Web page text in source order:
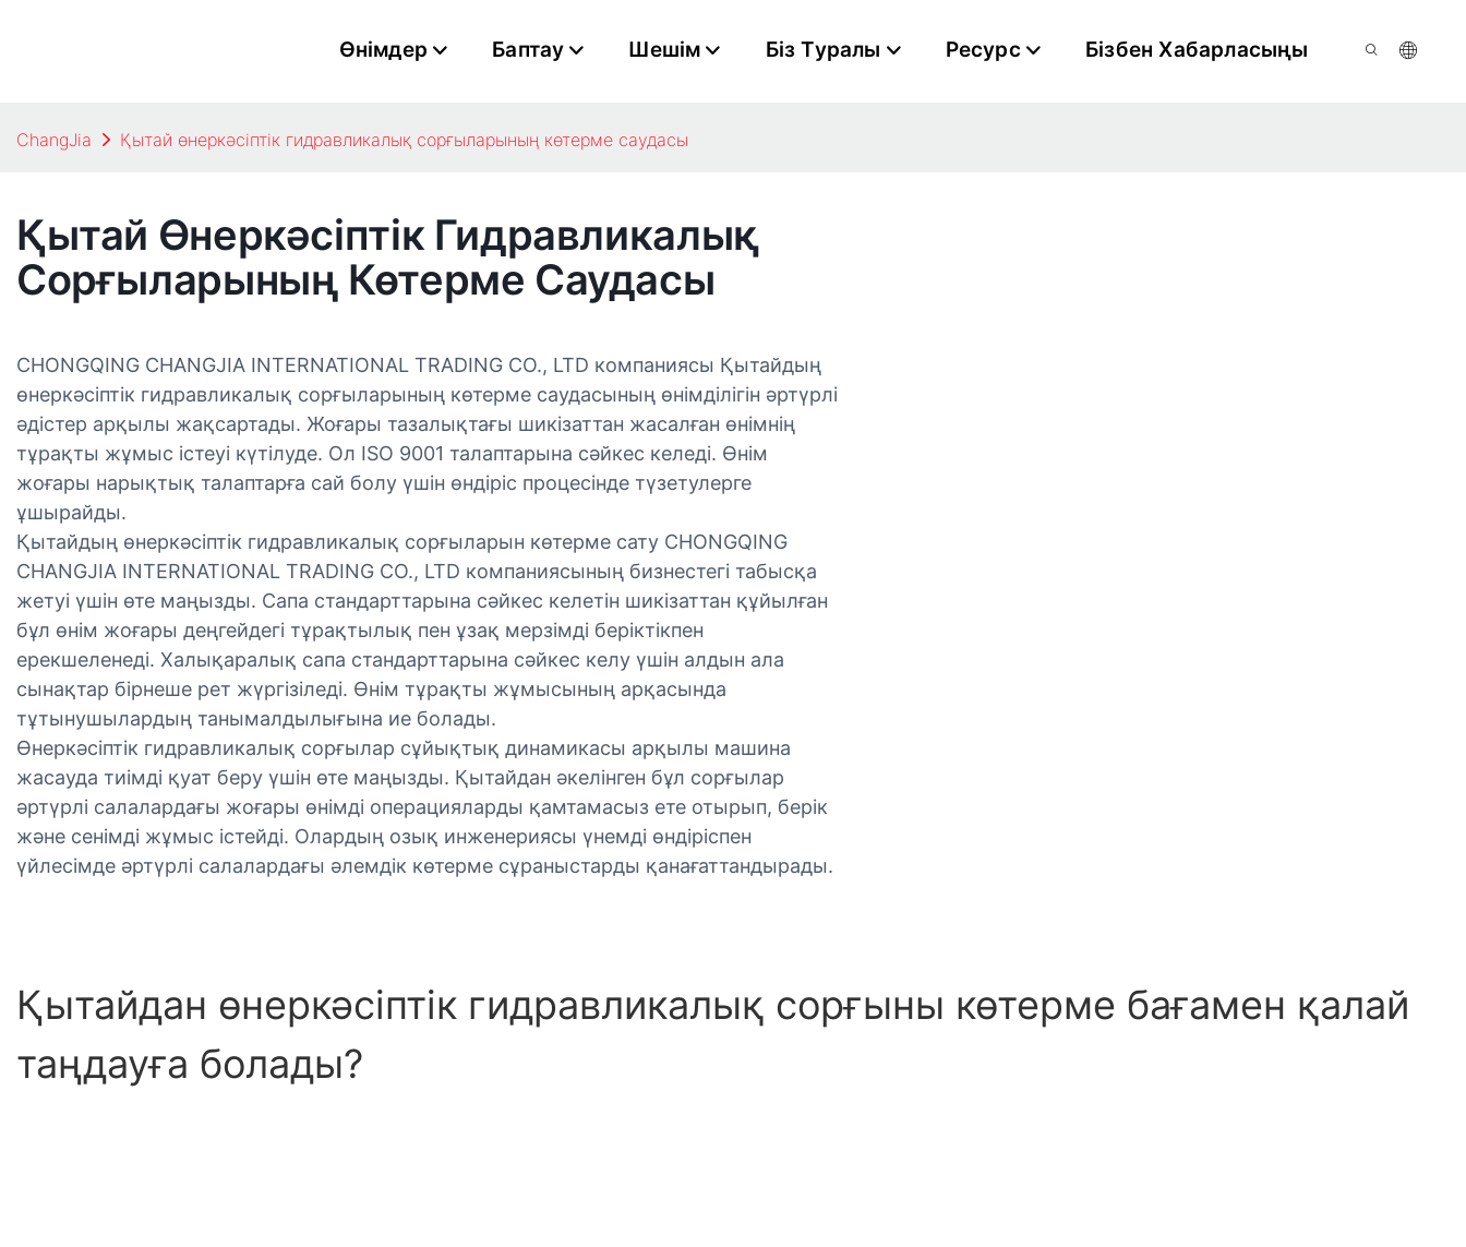
Өнімдер Баптау Шешім Біз Туралы Ресурс Бізбен Хабарласыңы
ChangJia Қытай өнеркәсіптік гидравликалық сорғыларының көтерме саудасы
Қытай Өнеркәсіптік Гидравликалық
Сорғыларының Көтерме Саудасы
CHONGQING CHANGJIA INTERNATIONAL TRADING CO., LTD компаниясы Қытайдың
өнеркәсіптік гидравликалық сорғыларының көтерме саудасының өнімділігін әртүрлі
әдістер арқылы жақсартады. Жоғары тазалықтағы шикізаттан жасалған өнімнің
тұрақты жұмыс істеуі күтілуде. Ол ISO 9001 талаптарына сәйкес келеді. Өнім
жоғары нарықтық талаптарға сай болу үшін өндіріс процесінде түзетулерге
ұшырайды.
Қытайдың өнеркәсіптік гидравликалық сорғыларын көтерме сату CHONGQING
CHANGJIA INTERNATIONAL TRADING CO., LTD компаниясының бизнестегі табысқа
жетуі үшін өте маңызды. Сапа стандарттарына сәйкес келетін шикізаттан құйылған
бұл өнім жоғары деңгейдегі тұрақтылық пен ұзақ мерзімді беріктікпен
ерекшеленеді. Халықаралық сапа стандарттарына сәйкес келу үшін алдын ала
сынақтар бірнеше рет жүргізіледі. Өнім тұрақты жұмысының арқасында
тұтынушылардың танымалдылығына ие болады.
Өнеркәсіптік гидравликалық сорғылар сұйықтық динамикасы арқылы машина
жасауда тиімді қуат беру үшін өте маңызды. Қытайдан әкелінген бұл сорғылар
әртүрлі салалардағы жоғары өнімді операцияларды қамтамасыз ете отырып, берік
және сенімді жұмыс істейді. Олардың озық инженериясы үнемді өндіріспен
үйлесімде әртүрлі салалардағы әлемдік көтерме сұраныстарды қанағаттандырады.
Қытайдан өнеркәсіптік гидравликалық сорғыны көтерме бағамен қалай
таңдауға болады?